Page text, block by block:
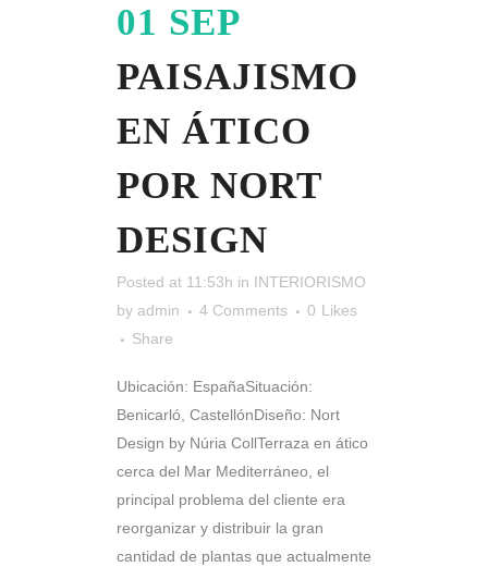
01 SEP
PAISAJISMO
EN ÁTICO
POR NORT
DESIGN
Posted at 11:53h in INTERIORISMO
by admin 4 Comments 0 Likes
Share
Ubicación: EspañaSituación:
Benicarló, CastellónDiseño: Nort
Design by Núria CollTerraza en ático
cerca del Mar Mediterráneo, el
principal problema del cliente era
reorganizar y distribuir la gran
cantidad de plantas que actualmente